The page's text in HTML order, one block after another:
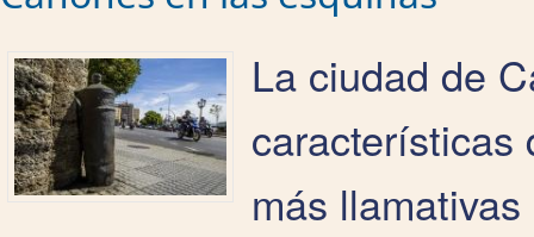
La ciudad de
características
más